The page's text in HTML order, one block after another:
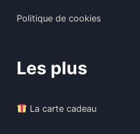
Politique de cookies
Les plus
La carte cadeau